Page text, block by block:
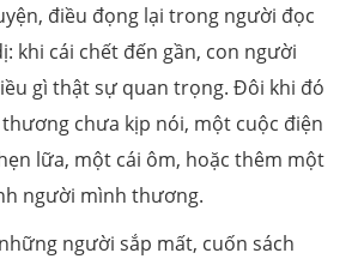
điều đọng lại trong người đọc
khi cái chết đến gần, con người
gì thật sự quan trọng. Đôi khi đó
chưa kịp nói, một cuộc điện
lữa, một cái ôm, hoặc thêm một
người mình thương.
người sắp mất, cuốn sách